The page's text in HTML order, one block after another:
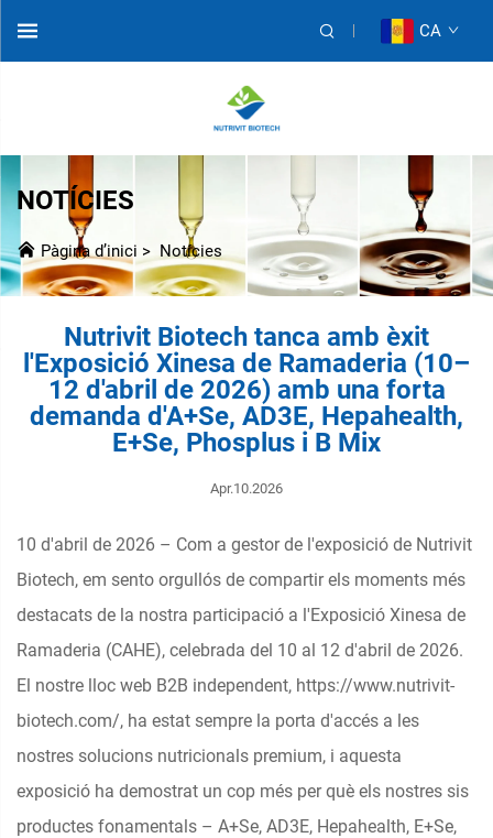
CA
NOTÍCIES
Pàgina d’inici > Notícies
Nutrivit Biotech tanca amb èxit
l'Exposició Xinesa de Ramaderia (10–
12 d'abril de 2026) amb una forta
demanda d'A+Se, AD3E, Hepahealth,
E+Se, Phosplus i B Mix
Apr.10.2026
10 d'abril de 2026 – Com a gestor de l'exposició de Nutrivit
Biotech, em sento orgullós de compartir els moments més
destacats de la nostra participació a l'Exposició Xinesa de
Ramaderia (CAHE), celebrada del 10 al 12 d'abril de 2026.
El nostre lloc web B2B independent, https://www.nutrivit-
biotech.com/, ha estat sempre la porta d'accés a les
nostres solucions nutricionals premium, i aquesta
exposició ha demostrat un cop més per què els nostres sis
productes fonamentals – A+Se, AD3E, Hepahealth, E+Se,